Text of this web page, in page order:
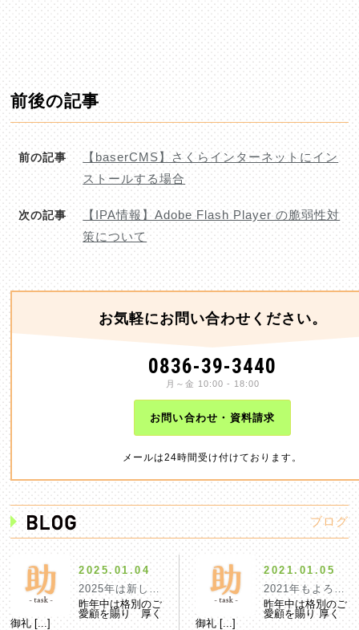
前後の記事
前の記事
【baserCMS】さくらインターネットにイン
ストールする場合
次の記事
【IPA情報】Adobe Flash Player の脆弱性対
策について
お気軽にお問い合わせください。
0836-39-3440
月～金 10:00 - 18:00
お問い合わせ・資料請求
メールは24時間受け付けております。
ブログ
2025.01.04
2025年は新しい芽が実になる年
昨年中は格別のご
愛顧を賜り 厚く
御礼 [...]
2021.01.05
2021年もよろし
昨年中は格別のご
愛顧を賜り 厚く
御礼 [...]